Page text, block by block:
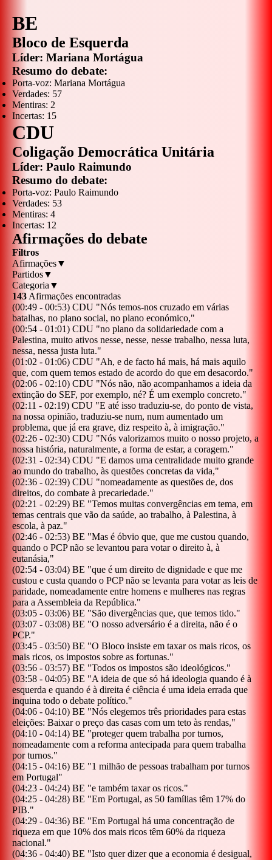
BE
Bloco de Esquerda
Líder: Mariana Mortágua
Resumo do debate:
Porta-voz: Mariana Mortágua
Verdades: 57
Mentiras: 2
Incertas: 15
CDU
Coligação Democrática Unitária
Líder: Paulo Raimundo
Resumo do debate:
Porta-voz: Paulo Raimundo
Verdades: 53
Mentiras: 4
Incertas: 12
Afirmações do debate
Filtros
Afirmações▼
Partidos▼
Categoria ▼
143 Afirmações encontradas
(00:49 - 00:53) CDU "Nós temos-nos cruzado em várias
batalhas, no plano social, no plano económico,"
(00:54 - 01:01) CDU "no plano da solidariedade com a
Palestina, muito ativos nesse, nesse, nesse trabalho, nessa luta,
nessa, nessa justa luta."
(01:02 - 01:06) CDU "Ah, e de facto há mais, há mais aquilo
que, com quem temos estado de acordo do que em desacordo."
(02:06 - 02:10) CDU "Nós não, não acompanhamos a ideia da
extinção do SEF, por exemplo, né? É um exemplo concreto."
(02:11 - 02:19) CDU "E até isso traduziu-se, do ponto de vista,
na nossa opinião, traduziu-se num, num aumentado um
problema, que já era grave, diz respeito à, à imigração."
(02:26 - 02:30) CDU "Nós valorizamos muito o nosso projeto, a
nossa história, naturalmente, a forma de estar, a coragem."
(02:31 - 02:34) CDU "E damos uma centralidade muito grande
ao mundo do trabalho, às questões concretas da vida,"
(02:36 - 02:39) CDU "nomeadamente as questões de, dos
direitos, do combate à precariedade."
(02:21 - 02:29) BE "Temos muitas convergências em tema, em
temas centrais que vão da saúde, ao trabalho, à Palestina, à
escola, à paz."
(02:46 - 02:53) BE "Mas é óbvio que, que me custou quando,
quando o PCP não se levantou para votar o direito à, à
eutanásia,"
(02:54 - 03:04) BE "que é um direito de dignidade e que me
custou e custa quando o PCP não se levanta para votar as leis de
paridade, nomeadamente entre homens e mulheres nas regras
para a Assembleia da República."
(03:05 - 03:06) BE "São divergências que, que temos tido."
(03:07 - 03:08) BE "O nosso adversário é a direita, não é o
PCP."
(03:45 - 03:50) BE "O Bloco insiste em taxar os mais ricos, os
mais ricos, os impostos sobre as fortunas."
(03:56 - 03:57) BE "Todos os impostos são ideológicos."
(03:58 - 04:05) BE "A ideia de que só há ideologia quando é à
esquerda e quando é à direita é ciência é uma ideia errada que
inquina todo o debate político."
(04:06 - 04:10) BE "Nós elegemos três prioridades para estas
eleições: Baixar o preço das casas com um teto às rendas,"
(04:10 - 04:14) BE "proteger quem trabalha por turnos,
nomeadamente com a reforma antecipada para quem trabalha
por turnos."
(04:15 - 04:16) BE "1 milhão de pessoas trabalham por turnos
em Portugal"
(04:23 - 04:24) BE "e também taxar os ricos."
(04:25 - 04:28) BE "Em Portugal, as 50 famílias têm 17% do
PIB."
(04:29 - 04:36) BE "Em Portugal há uma concentração de
riqueza em que 10% dos mais ricos têm 60% da riqueza
nacional."
(04:36 - 04:40) BE "Isto quer dizer que a economia é desigual,